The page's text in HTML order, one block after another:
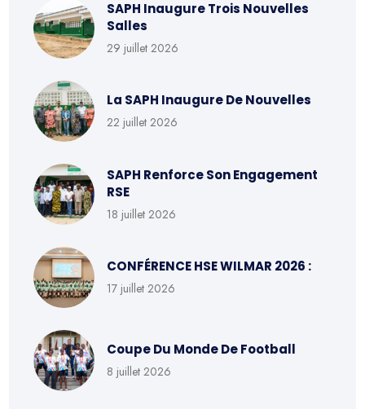
SAPH Inaugure Trois Nouvelles
Salles
29 juillet 2026
La SAPH Inaugure De Nouvelles
22 juillet 2026
SAPH Renforce Son Engagement
RSE
18 juillet 2026
CONFÉRENCE HSE WILMAR 2026 :
17 juillet 2026
Coupe Du Monde De Football
8 juillet 2026